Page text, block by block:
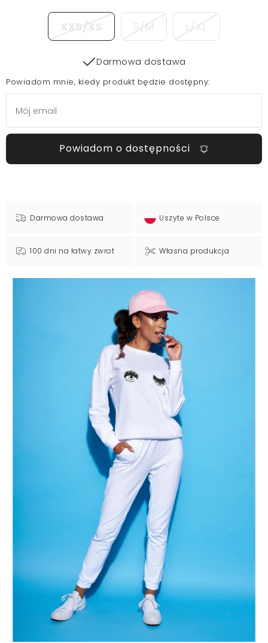
XXS/XS S/M L/XL
Darmowa dostawa
Powiadom mnie, kiedy produkt będzie dostępny:
Powiadom o dostępności
Darmowa dostawa Uszyte w Polsce
100 dni na łatwy zwrot Własna produkcja